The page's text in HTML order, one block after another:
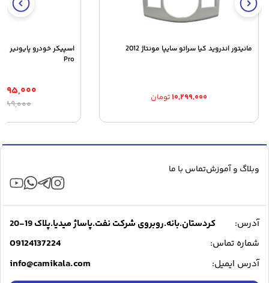
مانیتور اندروید کیا سراتو سایپا مونتاژ 2012
۱۰,۲۹۹,۰۰۰تومان
Pro
وبلاگ و آموزشتماس با ما
آدرس:
کردستان.بانه.روبروی شرکت نفت.پاساژ میدیا.پلاک 19-20
شماره تماس:
09124137224
آدرس ایمیل: info@camikala.com